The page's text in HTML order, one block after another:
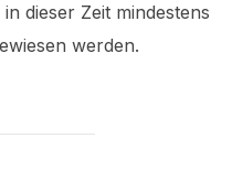
dieser Zeit mindestens
werden.